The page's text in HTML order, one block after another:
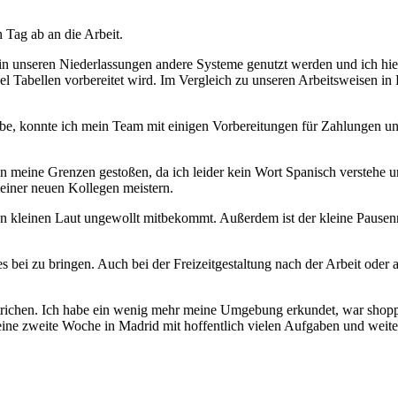
Tag ab an die Arbeit.
Niederlassungen andere Systeme genutzt werden und ich
Tabellen vorbereitet wird. Im Vergleich zu unseren Arbeitsweisen
konnte ich mein Team mit einigen Vorbereitungen für Zahlungen
Grenzen gestoßen, da ich leider kein Wort Spanisch verstehe
neuen Kollegen meistern.
Laut ungewollt mitbekommt. Außerdem ist der kleine
zu bringen. Auch bei der Freizeitgestaltung nach der Arbeit oder
Ich habe ein wenig mehr meine Umgebung erkundet, war
zweite Woche in Madrid mit hoffentlich vielen Aufgaben und